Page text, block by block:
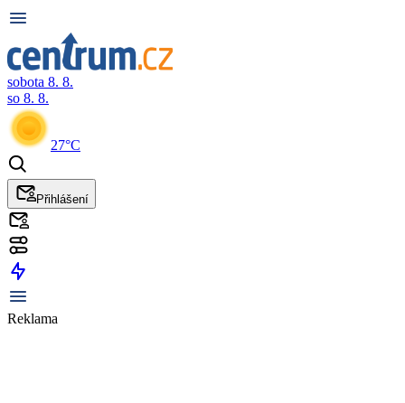
sobota 8. 8.
so 8. 8.
27°C
Přihlášení
Reklama